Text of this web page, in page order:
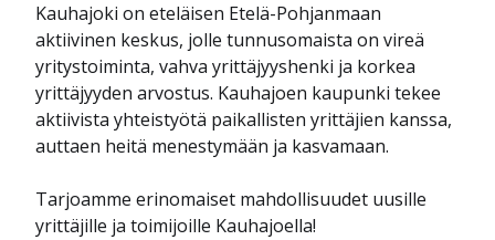
Kauhajoki on eteläisen Etelä-Pohjanmaan
aktiivinen keskus, jolle tunnusomaista on vireä
yritystoiminta, vahva yrittäjyyshenki ja korkea
yrittäjyyden arvostus. Kauhajoen kaupunki tekee
aktiivista yhteistyötä paikallisten yrittäjien kanssa,
auttaen heitä menestymään ja kasvamaan.
Tarjoamme erinomaiset mahdollisuudet uusille
yrittäjille ja toimijoille Kauhajoella!